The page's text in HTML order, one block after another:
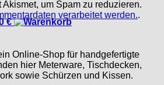
€
um Spam zu reduzieren.
verarbeitet werden..
Online-Shop für handgefertigte
hier Meterware, Tischdecken,
sowie Schürzen und Kissen.